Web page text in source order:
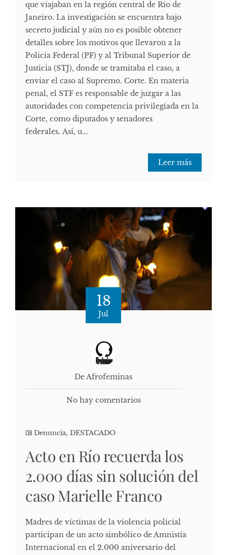
que viajaban en la región central de Río de
Janeiro. La investigación se encuentra bajo
secreto judicial y aún no es posible obtener
detalles sobre los motivos que llevaron a la
Policía Federal (PF) y al Tribunal Superior de
Justicia (STJ), donde se tramitaba el caso, a
enviar el caso al Supremo. Corte. En materia
penal, el STF es responsable de juzgar a las
autoridades con competencia privilegiada en la
Corte, como diputados y senadores
federales. Así, u...
Leer más
18
Jul
De Afrofeminas
No hay comentarios
Denuncia, DESTACADO
Acto en Río recuerda los
2.000 días sin solución del
caso Marielle Franco
Madres de víctimas de la violencia policial
participan de un acto simbólico de Amnistía
Internacional en el 2.000 aniversario del